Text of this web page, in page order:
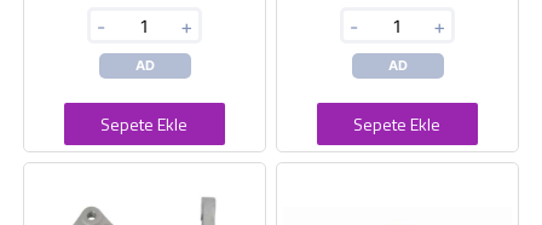
- +
AD
Sepete Ekle
- +
AD
Sepete Ekle